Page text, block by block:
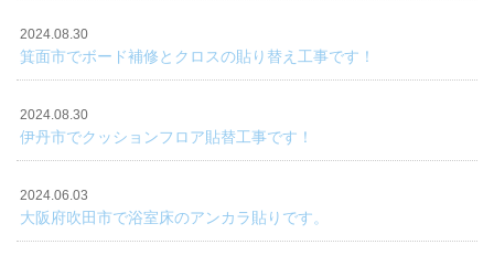
2024.08.30
箕面市でボード補修とクロスの貼り替え工事です！
2024.08.30
伊丹市でクッションフロア貼替工事です！
2024.06.03
大阪府吹田市で浴室床のアンカラ貼りです。